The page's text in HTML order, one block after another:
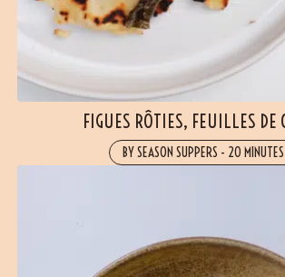
FIGUES RÔTIES, FEUILLES DE
BY SEASON SUPPERS - 20 MINUTES